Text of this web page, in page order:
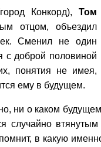
Конкорд), Том
отцом, объездил
Сменил не один
с доброй половиной
понятия не имея,
ему в будущем.
ни о каком
случайно
в какую